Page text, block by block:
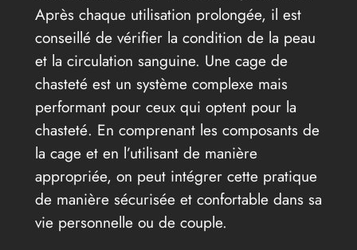
Après chaque utilisation prolongée, il est
conseillé de vérifier la condition de la peau
et la circulation sanguine. Une cage de
chasteté est un système complexe mais
performant pour ceux qui optent pour la
chasteté. En comprenant les composants de
la cage et en l’utilisant de manière
appropriée, on peut intégrer cette pratique
de manière sécurisée et confortable dans sa
vie personnelle ou de couple.